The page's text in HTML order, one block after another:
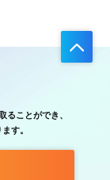
ることができ、
す。